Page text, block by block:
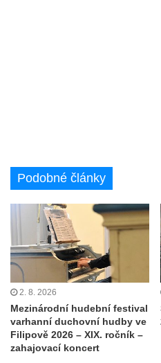
Podobné články
2. 8. 2026
Mezinárodní hudební festival
varhanní duchovní hudby ve
Filipově 2026 – XIX. ročník –
zahajovací koncert